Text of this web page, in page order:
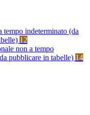
tempo indeterminato (da
12
non a tempo
pubblicare in tabelle) 14